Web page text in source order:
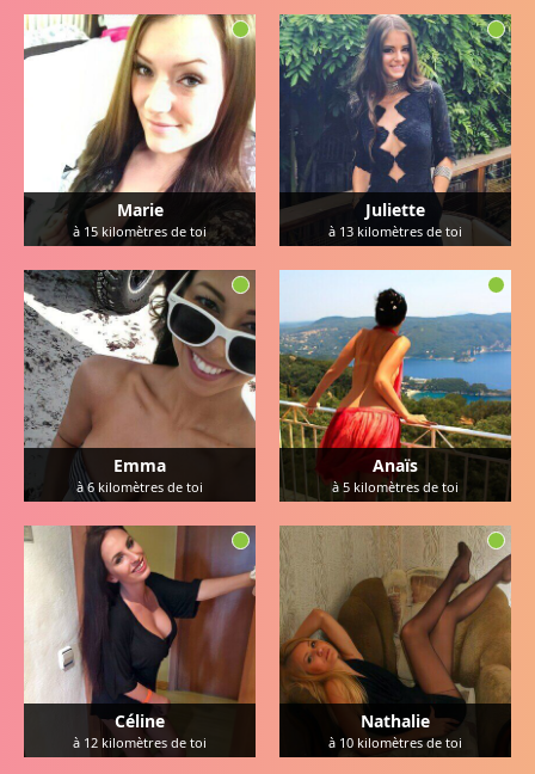
Marie
à 15 kilomètres de toi
Juliette
à 13 kilomètres de toi
Emma
à6 kilomètres de toi
Anaïs
à5 kilomètres de toi
Céline
à 12 kilomètres de toi
Nathalie
à 10 kilomètres de toi